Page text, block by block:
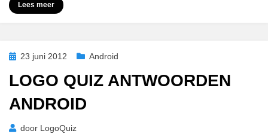
Lees meer
Geplaatst
23 juni 2012 Android
LOGO QUIZ ANTWOORDEN
ANDROID
door LogoQuiz